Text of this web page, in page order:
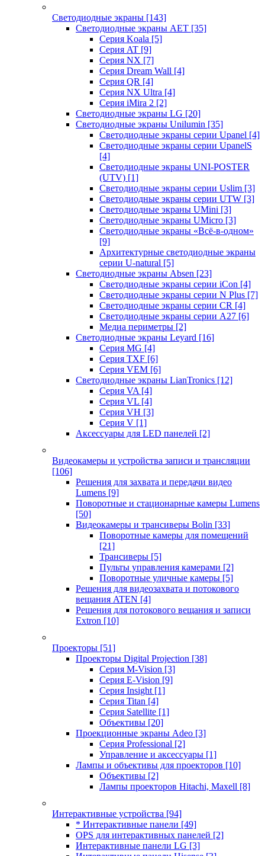
Светодиодные экраны [143]
Светодиодные экраны AET [35]
Cерия Koala [5]
Серия AT [9]
Серия NX [7]
Серия Dream Wall [4]
Серия QR [4]
Серия NX Ultra [4]
Серия iMira 2 [2]
Светодиодные экраны LG [20]
Светодиодные экраны Unilumin [35]
Светодиодные экраны серии Upanel [4]
Светодиодные экраны серии UpanelS
[4]
Светодиодные экраны UNI-POSTER
(UTV) [1]
Светодиодные экраны серии Uslim [3]
Светодиодные экраны серии UTW [3]
Светодиодные экраны UMini [3]
Светодиодные экраны UMicro [3]
Светодиодные экраны «Всё-в-одном»
[9]
Архитектурные светодиодные экраны
серии U-natural [5]
Светодиодные экраны Absen [23]
Светодиодные экраны серии iCon [4]
Светодиодные экраны серии N Plus [7]
Светодиодные экраны серии CR [4]
Светодиодные экраны серии А27 [6]
Медиа периметры [2]
Светодиодные экраны Leyard [16]
Серия MG [4]
Серия TXF [6]
Серия VEM [6]
Светодиодные экраны LianTronics [12]
Серия VA [4]
Серия VL [4]
Серия VH [3]
Серия V [1]
Аксессуары для LED панелей [2]
Видеокамеры и устройства записи и трансляции
[106]
Решения для захвата и передачи видео
Lumens [9]
Поворотные и стационарные камеры Lumens
[50]
Видеокамеры и трансиверы Bolin [33]
Поворотные камеры для помещений
[21]
Трансиверы [5]
Пульты управления камерами [2]
Поворотные уличные камеры [5]
Решения для видеозахвата и потокового
вещания ATEN [4]
Решения для потокового вещания и записи
Extron [10]
Проекторы [51]
Проекторы Digital Projection [38]
Серия M-Vision [3]
Серия E-Vision [9]
Серия Insight [1]
Серия Titan [4]
Серия Satellite [1]
Объективы [20]
Проекционные экраны Adeo [3]
Серия Professional [2]
Управление и аксессуары [1]
Лампы и объективы для проекторов [10]
Объективы [2]
Лампы проекторов Hitachi, Maxell [8]
Интерактивные устройства [94]
* Интерактивные панели [49]
OPS для интерактивных панелей [2]
Интерактивные панели LG [3]